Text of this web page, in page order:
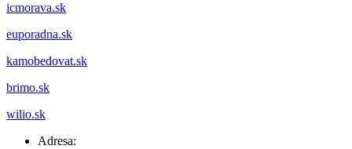
icmorava.sk
euporadna.sk
kamobedovat.sk
brimo.sk
wilio.sk
Adresa: